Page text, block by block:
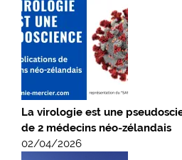
La virologie est une
de 2 médecins néo-zélandais
02/04/2026